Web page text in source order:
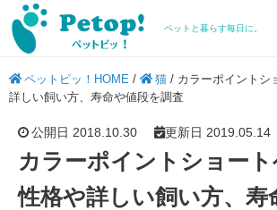
ペットと暮らす毎日に。
ペットピッ！HOME / 猫 / カラーポイントシ
詳しい飼い方、寿命や値段を調査
公開日 2018.10.30 更新日 2019.05.14
カラーポイントショー
性格や詳しい飼い方、寿